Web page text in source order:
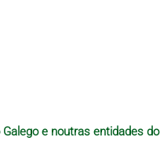
e noutras entidades do